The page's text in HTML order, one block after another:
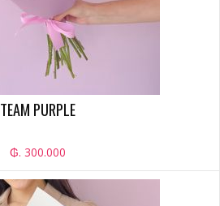
TEAM PURPLE
₲. 300.000